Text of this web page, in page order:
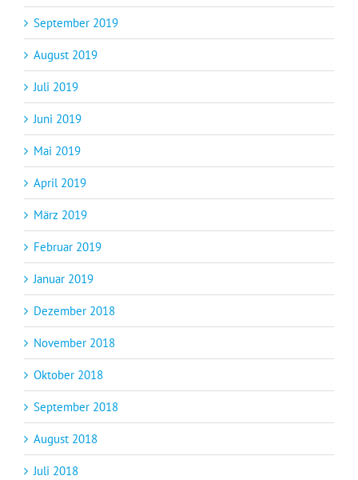
September 2019
August 2019
Juli 2019
Juni 2019
Mai 2019
April 2019
März 2019
Februar 2019
Januar 2019
Dezember 2018
November 2018
Oktober 2018
September 2018
August 2018
Juli 2018